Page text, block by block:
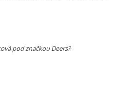
pod značkou Deers?